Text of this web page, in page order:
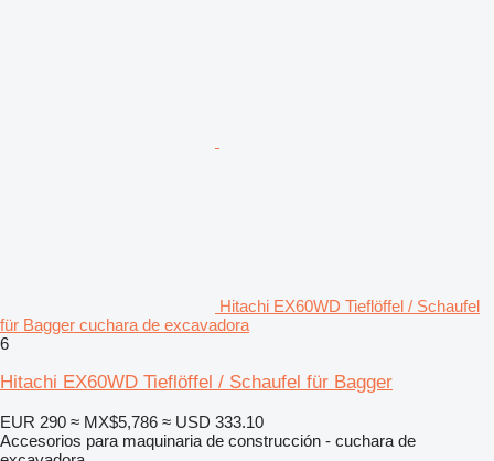
Hitachi EX60WD Tieflöffel / Schaufel
für Bagger cuchara de excavadora
6
Hitachi EX60WD Tieflöffel / Schaufel für Bagger
EUR 290 ≈ MX$5,786 ≈ USD 333.10
Accesorios para maquinaria de construcción - cuchara de